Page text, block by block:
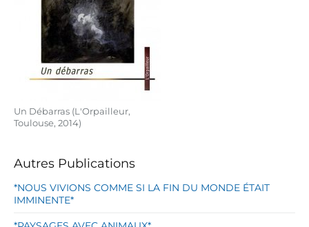
Un Débarras (L'Orpailleur,
Toulouse, 2014)
Autres Publications
*NOUS VIVIONS COMME SI LA FIN DU MONDE ÉTAIT
IMMINENTE*